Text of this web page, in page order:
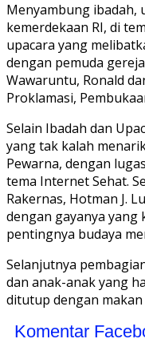
Menyambung ibadah,
kemerdekaan RI, di
upacara yang
dengan pemuda
Wawaruntu, Ronald
Proklamasi,
Selain Ibadah dan
yang tak kalah
Pewarna, dengan
tema Internet Sehat.
Rakernas, Hotman J.
dengan gayanya yang
pentingnya budaya
Selanjutnya
dan anak-anak yang
ditutup dengan makan
Komentar